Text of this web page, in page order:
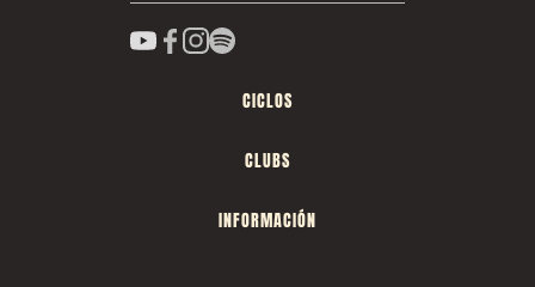
CICLOS
CLUBS
INFORMACIÓN